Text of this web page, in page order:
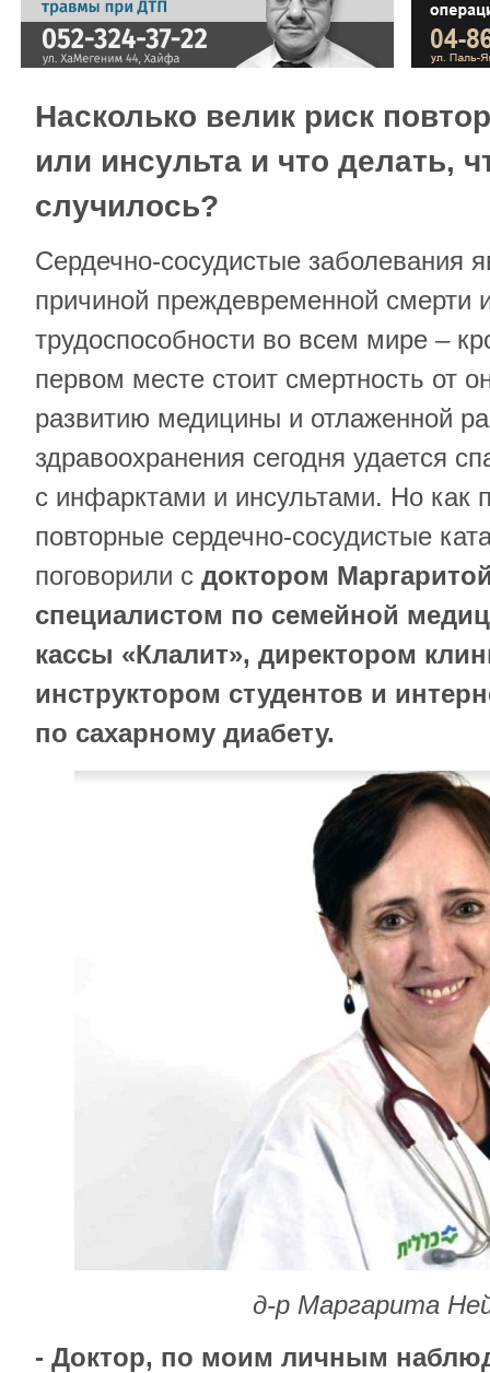
Насколько велик риск
или инсульта и что делать,
случилось?
Сердечно-сосудистые заболевания
причиной преждевременной смерти
трудоспособности во всем мире –
первом месте стоит смертность от
развитию медицины и отлаженной
здравоохранения сегодня удается
с инфарктами и инсультами. Но как
повторные сердечно-сосудистые
поговорили с доктором
специалистом по семейной
кассы «Клалит», директором
инструктором студентов и
по сахарному диабету.
д-р Маргарита
- Доктор, по моим личным